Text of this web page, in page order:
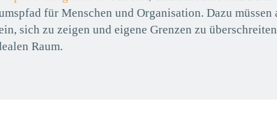
für Menschen und Organisation. Dazu
sich zu zeigen und eigene Grenzen zu
Raum.